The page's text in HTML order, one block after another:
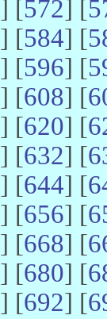
] [572] [
] [584] [
] [596] [
] [608] [
] [620] [
] [632] [
] [644] [
] [656] [
] [668] [
] [680] [
] [692] [